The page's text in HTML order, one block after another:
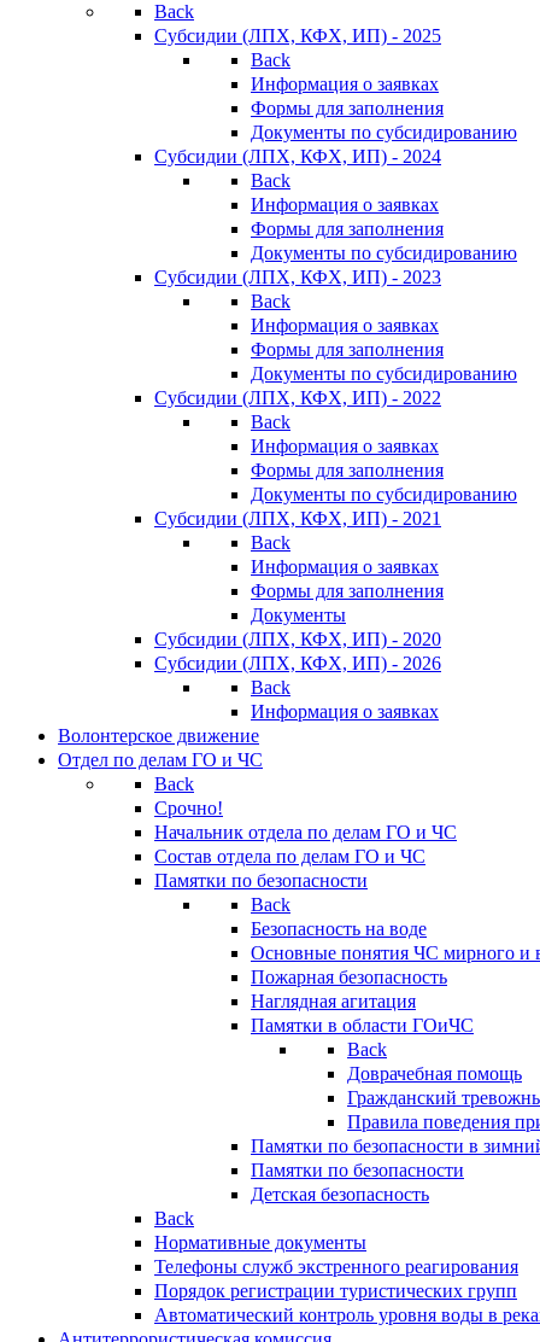
Back
Субсидии (ЛПХ, КФХ, ИП) - 2025
Back
Информация о заявках
Формы для заполнения
Документы по субсидированию
Субсидии (ЛПХ, КФХ, ИП) - 2024
Back
Информация о заявках
Формы для заполнения
Документы по субсидированию
Субсидии (ЛПХ, КФХ, ИП) - 2023
Back
Информация о заявках
Формы для заполнения
Документы по субсидированию
Субсидии (ЛПХ, КФХ, ИП) - 2022
Back
Информация о заявках
Формы для заполнения
Документы по субсидированию
Субсидии (ЛПХ, КФХ, ИП) - 2021
Back
Информация о заявках
Формы для заполнения
Документы
Субсидии (ЛПХ, КФХ, ИП) - 2020
Субсидии (ЛПХ, КФХ, ИП) - 2026
Back
Информация о заявках
Волонтерское движение
Отдел по делам ГО и ЧС
Back
Срочно!
Начальник отдела по делам ГО и ЧС
Состав отдела по делам ГО и ЧС
Памятки по безопасности
Back
Безопасность на воде
Основные понятия ЧС мирного и
Пожарная безопасность
Наглядная агитация
Памятки в области ГОиЧС
Back
Доврачебная помощь
Гражданский
Правила поведения
Памятки по безопасности в
Памятки по безопасности
Детская безопасность
Back
Нормативные документы
Телефоны служб экстренного реагирования
Порядок регистрации туристических групп
Автоматический контроль уровня воды в